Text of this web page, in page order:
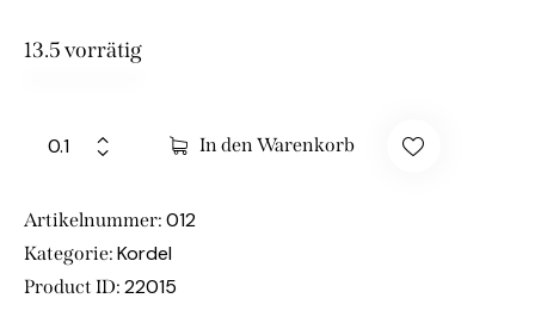
13.5 vorrätig
In den Warenkorb
Artikelnummer: 012
Kategorie: Kordel
Product ID: 22015